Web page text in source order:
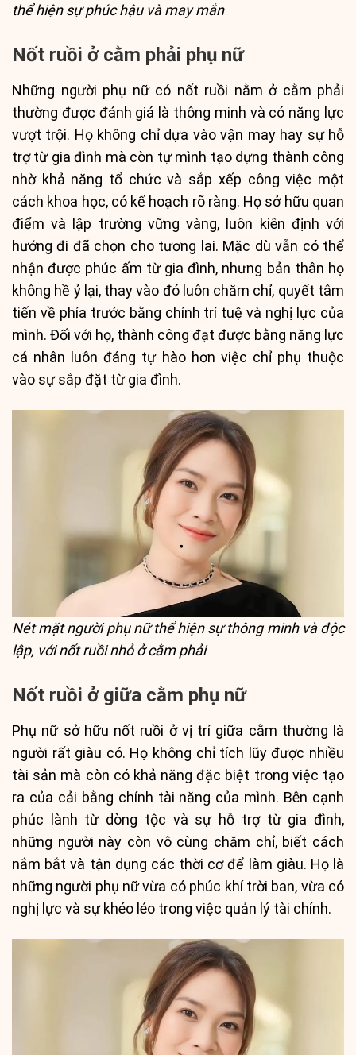
thể hiện sự phúc hậu và may mắn
Nốt ruồi ở cằm phải phụ nữ
Những người phụ nữ có nốt ruồi nằm ở cằm phải
thường được đánh giá là thông minh và có năng lực
vượt trội. Họ không chỉ dựa vào vận may hay sự hỗ
trợ từ gia đình mà còn tự mình tạo dựng thành công
nhờ khả năng tổ chức và sắp xếp công việc một
cách khoa học, có kế hoạch rõ ràng. Họ sở hữu quan
điểm và lập trường vững vàng, luôn kiên định với
hướng đi đã chọn cho tương lai. Mặc dù vẫn có thể
nhận được phúc ấm từ gia đình, nhưng bản thân họ
không hề ỷ lại, thay vào đó luôn chăm chỉ, quyết tâm
tiến về phía trước bằng chính trí tuệ và nghị lực của
mình. Đối với họ, thành công đạt được bằng năng lực
cá nhân luôn đáng tự hào hơn việc chỉ phụ thuộc
vào sự sắp đặt từ gia đình.
Nét mặt người phụ nữ thể hiện sự thông minh và độc
lập, với nốt ruồi nhỏ ở cằm phải
Nốt ruồi ở giữa cằm phụ nữ
Phụ nữ sở hữu nốt ruồi ở vị trí giữa cằm thường là
người rất giàu có. Họ không chỉ tích lũy được nhiều
tài sản mà còn có khả năng đặc biệt trong việc tạo
ra của cải bằng chính tài năng của mình. Bên cạnh
phúc lành từ dòng tộc và sự hỗ trợ từ gia đình,
những người này còn vô cùng chăm chỉ, biết cách
nắm bắt và tận dụng các thời cơ để làm giàu. Họ là
những người phụ nữ vừa có phúc khí trời ban, vừa có
nghị lực và sự khéo léo trong việc quản lý tài chính.